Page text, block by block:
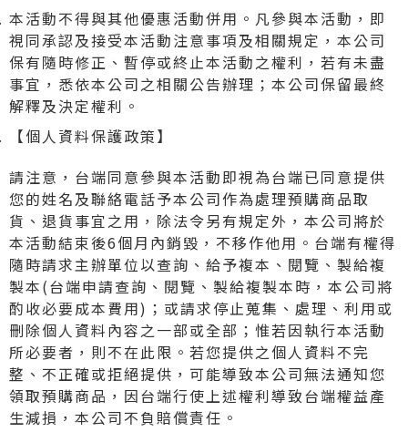
本活動不得與其他優惠活動併用。凡參與本活動，即
視同承認及接受本活動注意事項及相關規定，本公司
保有隨時修正、暫停或終止本活動之權利，若有未盡
事宜，悉依本公司之相關公告辦理；本公司保留最終
解釋及決定權利。
【個人資料保護政策】
請注意，台端同意參與本活動即視為台端已同意提供
您的姓名及聯絡電話予本公司作為處理預購商品取
貨、退貨事宜之用，除法令另有規定外，本公司將於
本活動結束後6個月內銷毀，不移作他用。台端有權得
隨時請求主辦單位以查詢、給予複本、閱覽、製給複
製本(台端申請查詢、閱覽、製給複製本時，本公司將
酌收必要成本費用)；或請求停止蒐集、處理、利用或
刪除個人資料內容之一部或全部；惟若因執行本活動
所必要者，則不在此限。若您提供之個人資料不完
整、不正確或拒絕提供，可能導致本公司無法通知您
領取預購商品，因台端行使上述權利導致台端權益產
生減損，本公司不負賠償責任。